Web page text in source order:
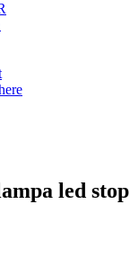
led stop